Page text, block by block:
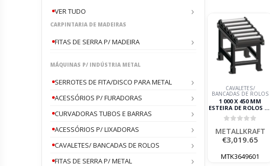
VER TUDO
CARPINTARIA DE MADEIRAS
FITAS DE SERRA P/ MADEIRA
MÁQUINAS P/ INDÚSTRIA METAL
SERROTES DE FITA/DISCO PARA METAL
ACESSÓRIOS P/ FURADORAS
CURVADORAS TUBOS E BARRAS
ACESSÓRIOS P/ LIXADORAS
CAVALETES/ BANCADAS DE ROLOS
FITAS DE SERRA P/ METAL
CAVALETES/
BANCADAS DE ROLOS
1 000 X 450 MM
ESTEIRA DE ROLOS DE
DESCARGA COM
DRENAGEMDE
REFRIGERAÇÃO E UM
GUIA DE ROLO NA
LATERAL
METALLKRAFT
€3,019.65
MTK3649601